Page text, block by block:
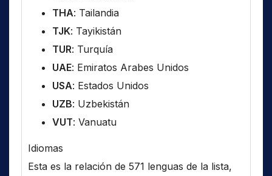
THA: Tailandia
TJK: Tayikistán
TUR: Turquía
UAE: Emiratos Arabes Unidos
USA: Estados Unidos
UZB: Uzbekistán
VUT: Vanuatu
Idiomas
Esta es la relación de 571 lenguas de la lista,